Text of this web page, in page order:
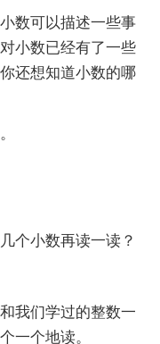
数可以描述一些事
小数已经有了一些
还想知道小数的哪
个小数再读一读？
我们学过的整数一
一个地读。